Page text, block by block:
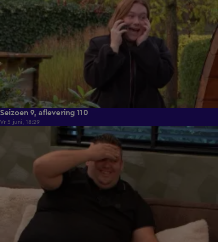
Seizoen 9, aflevering 110
Vr 5 juni, 18:29